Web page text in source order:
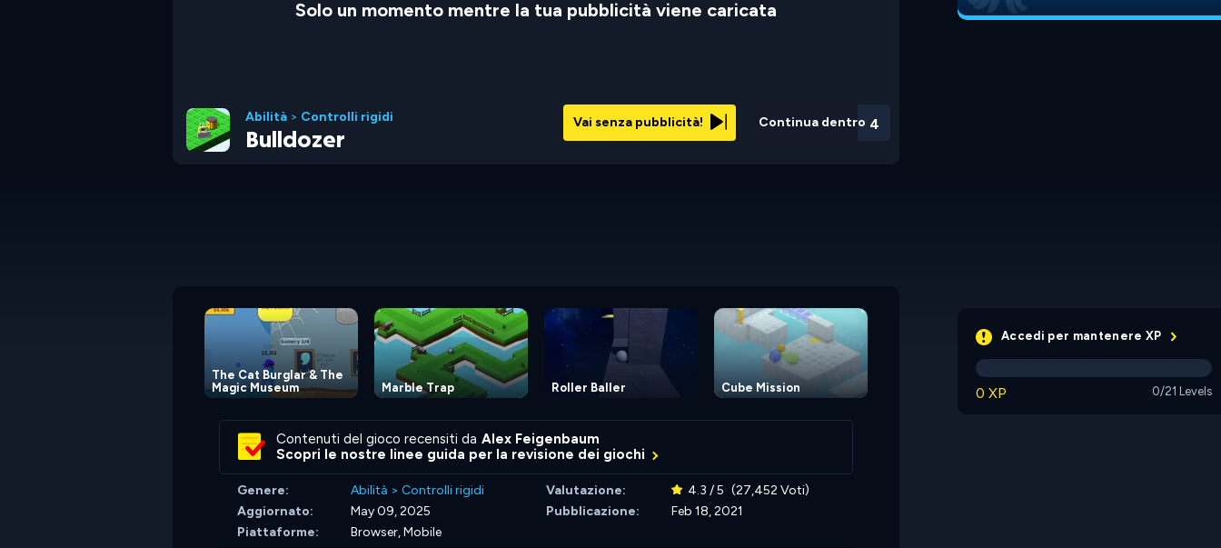
Solo un momento mentre la tua pubblicità viene caricata
Continua dentro 3
Vai senza pubblicità!
Abilità > Controlli rigidi
Bulldozer
The Cat Burglar & The
Magic Museum
Marble Trap Roller Baller Cube Mission Snake: The Adventure
Contenuti del gioco recensiti da Alex Feigenbaum
Scopri le nostre linee guida per la revisione dei giochi
Genere: Abilità > Controlli rigidi Valutazione: 4.3 / 5 (27,452 Voti)
Aggiornato:
May 09, 2025 Pubblicazione:
Feb 18, 2021
Piattaforme:
Browser, Mobile
Accedi per mantenere XP
0 XP 0/21 Levels